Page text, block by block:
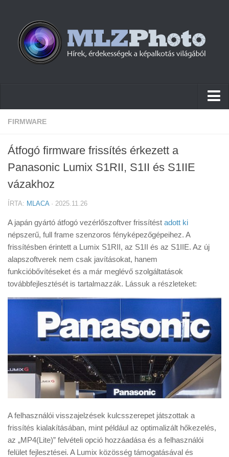
Hírek
Cikkek
Tanácsok
Érdekességek
Helyszíni Riport
E-BB
FIRMWARE
Átfogó firmware frissítés érkezett a
Panasonic Lumix S1RII, S1II és S1IIE
vázakhoz
ÍRTA: MLACA· 2025.11.26
A japán gyártó átfogó vezérlőszoftver frissítést adott ki
népszerű, full frame szenzoros fényképezőgépeihez. A
frissítésben érintett a Lumix S1RII, az S1II és az S1IIE. Az új
alapszoftverek nem csak javításokat, hanem
funkcióbővítéseket és a már meglévő szolgáltatások
továbbfejlesztését is tartalmazzák. Lássuk a részleteket:
A felhasználói visszajelzések kulcsszerepet játszottak a
frissítés kialakításában, mint például az optimalizált hőkezelés,
az „MP4(Lite)” felvételi opció hozzáadása és a felhasználói
felület fejlesztései. A Lumix közösség támogatásával és